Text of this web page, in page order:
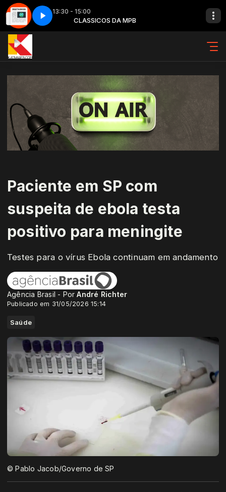
13:30 - 15:00
CLASSICOS DA MPB
- Parte 2 Destaques na imprensa - Parte 2
Paciente em SP com
suspeita de ebola testa
positivo para meningite
Testes para o vírus Ebola continuam em andamento
Agência Brasil - PorAndré Richter
Publicado em 31/05/2026 15:14
Saúde
© Pablo Jacob/Governo de SP